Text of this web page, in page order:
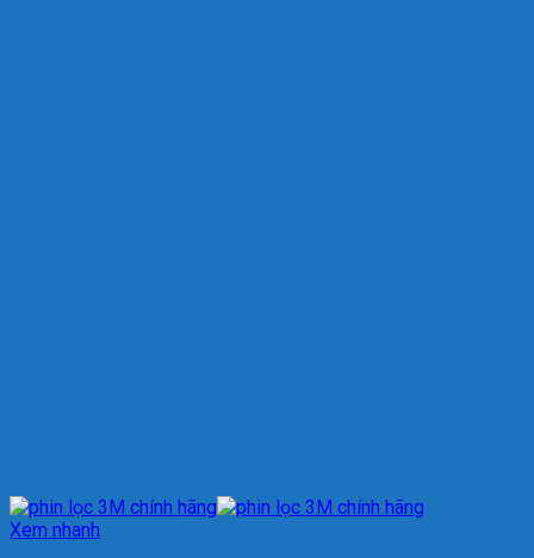
Xem nhanh